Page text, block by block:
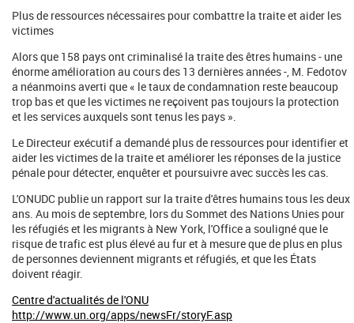
Plus de ressources nécessaires pour combattre la traite et aider les
victimes
Alors que 158 pays ont criminalisé la traite des êtres humains - une
énorme amélioration au cours des 13 dernières années -, M. Fedotov
a néanmoins averti que « le taux de condamnation reste beaucoup
trop bas et que les victimes ne reçoivent pas toujours la protection
et les services auxquels sont tenus les pays ».
Le Directeur exécutif a demandé plus de ressources pour identifier et
aider les victimes de la traite et améliorer les réponses de la justice
pénale pour détecter, enquêter et poursuivre avec succès les cas.
L'ONUDC publie un rapport sur la traite d'êtres humains tous les deux
ans. Au mois de septembre, lors du Sommet des Nations Unies pour
les réfugiés et les migrants à New York, l'Office a souligné que le
risque de trafic est plus élevé au fur et à mesure que de plus en plus
de personnes deviennent migrants et réfugiés, et que les États
doivent réagir.
Centre d'actualités de l'ONU
http://www.un.org/apps/newsFr/storyF.asp